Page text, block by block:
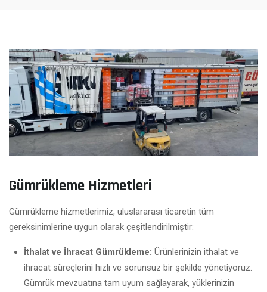
Gümrükleme Hizmetleri
Gümrükleme hizmetlerimiz, uluslararası ticaretin tüm
gereksinimlerine uygun olarak çeşitlendirilmiştir:
İthalat ve İhracat Gümrükleme: Ürünlerinizin ithalat ve
ihracat süreçlerini hızlı ve sorunsuz bir şekilde yönetiyoruz.
Gümrük mevzuatına tam uyum sağlayarak, yüklerinizin